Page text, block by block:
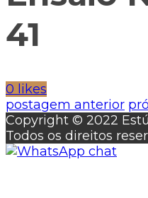
41
0 likes
postagem anterior
Copyright © 2022
Todos os direitos